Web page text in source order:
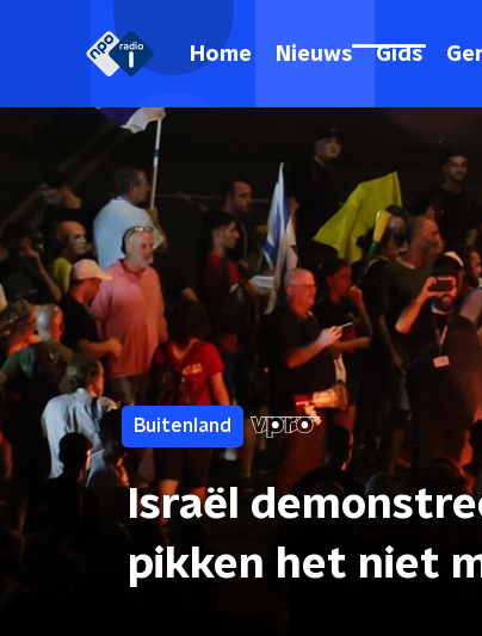
Home Nieuws Gids
Buitenland
Israël
pikken het niet